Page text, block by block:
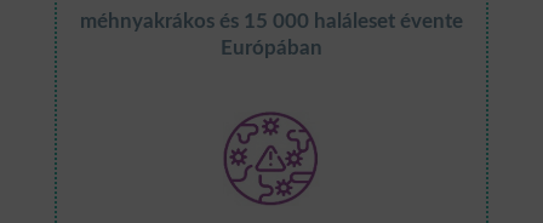
méhnyakrákos és 15 000 haláleset évente
Európában